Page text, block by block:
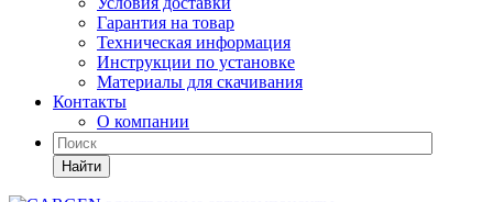
Гарантия на товар
Техническая информация
Инструкции по установке
Материалы для скачивания
Контакты
О компании
Найти